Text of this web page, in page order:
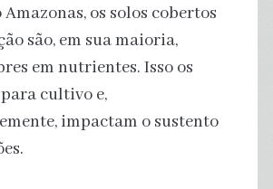
os solos cobertos
são, em sua maioria,
em nutrientes. Isso os
cultivo e,
impactam o sustento